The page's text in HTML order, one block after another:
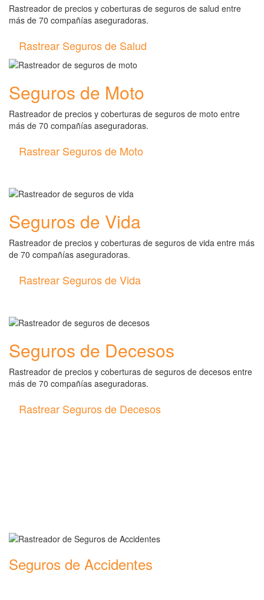
Rastreador de precios y coberturas de seguros de salud entre
más de 70 compañías aseguradoras.
Rastrear Seguros de Salud
Seguros de Moto
Rastreador de precios y coberturas de seguros de moto entre
más de 70 compañías aseguradoras.
Rastrear Seguros de Moto
Seguros de Vida
Rastreador de precios y coberturas de seguros de vida entre más
de 70 compañías aseguradoras.
Rastrear Seguros de Vida
Seguros de Decesos
Rastreador de precios y coberturas de seguros de decesos entre
más de 70 compañías aseguradoras.
Rastrear Seguros de Decesos
Seguros de Accidentes